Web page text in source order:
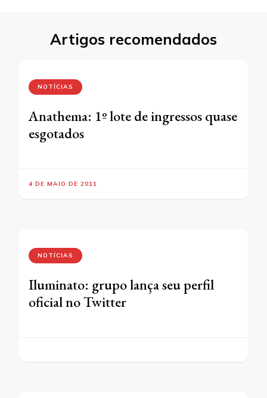
Artigos recomendados
NOTÍCIAS
Anathema: 1º lote de ingressos quase
esgotados
4 DE MAIO DE 2011
NOTÍCIAS
Iluminato: grupo lança seu perfil
oficial no Twitter